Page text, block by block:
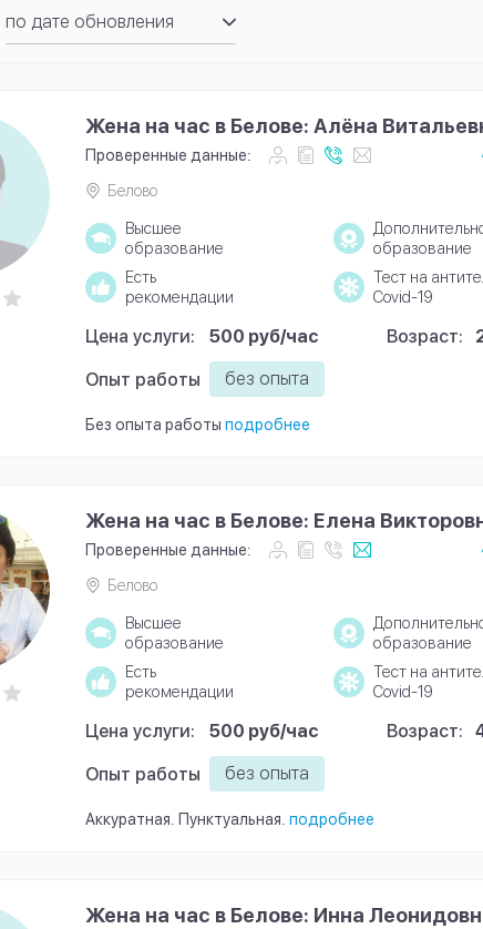
по дате обновления
по рейтингу
Жена на час в Белове: Алёна
Проверенные данные:
Белово
Высшее
образование
образование
Есть
рекомендации
Тест на
Covid-19
Цена услуги: 500 руб/час Возраст:
Опыт работы без опыта
Без опыта работы подробнее
Жена на час в Белове: Елена
Проверенные данные:
Белово
Высшее
образование
образование
Есть
рекомендации
Тест на
Covid-19
Цена услуги: 500 руб/час Возраст:
Опыт работы без опыта
Аккуратная. Пунктуальная. подробнее
Жена на час в Белове: Инна